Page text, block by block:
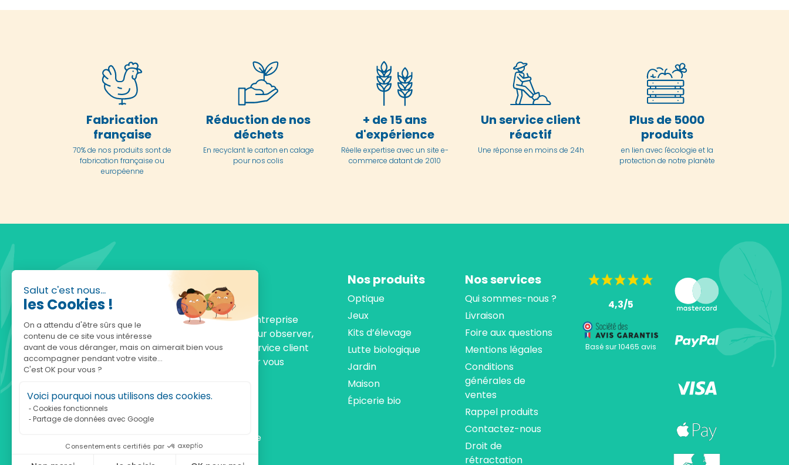
Salut c'est nous...
les Cookies !
On a attendu d'être sûrs que le
contenu de ce site vous intéresse
avant de vous déranger, mais on aimerait bien vous
accompagner pendant votre visite...
C'est OK pour vous ?
Voici pourquoi nous utilisons des cookies.
Cookies fonctionnels
Partage de données avec Google
Consentements certifiés par
Fabrication
française
70% de nos produits sont de
fabrication française ou
européenne
Réduction de nos
déchets
En recyclant le carton en calage
pour nos colis
+ de 15 ans
d'expérience
Réelle expertise avec un site e-
commerce datant de 2010
Un service client
réactif
Une réponse en moins de 24h
Plus de 5000
produits
en lien avec l'écologie et la
protection de notre planète
Fondée en 2010, achatnature.com est une entreprise
française qui réunit plus de 5000 produits pour observer,
comprendre et protéger la nature. Notre service client
est à votre écoute, du lundi au vendredi, pour vous
accompagner.
Notre adresse :
achatnature.com (Ethik & Nature)
160 rue Pierre Fallion - 69140 Rillieux-La-Pape
Nos produits
Optique
Jeux
Kits d’élevage
Lutte biologique
Jardin
Maison
Épicerie bio
Nos services
Qui sommes-nous ?
Livraison
Foire aux questions
Mentions légales
Conditions
générales de
ventes
Rappel produits
Contactez-nous
Droit de
rétractation
4,3/5
Basé sur 10465 avis